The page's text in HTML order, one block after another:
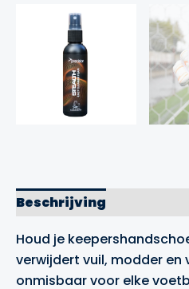
Beschrijving
Houd je
verwijdert vuil, modder
onmisbaar voor elke